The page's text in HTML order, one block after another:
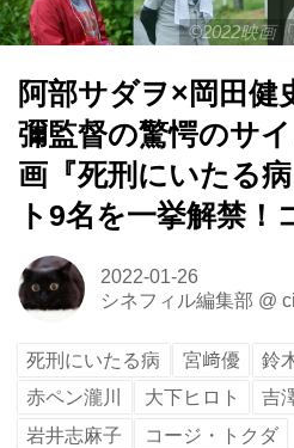
©2022映画
阿部サダヲ×岡田健
彌監督の驚愕のサ
画『死刑にいたる
ト9名を一挙解禁！
2022-01-26
シネフィル編集部 @
死刑にいたる病 宮﨑優 鈴
赤ペン瀧川
大下ヒロト 吉
岩井志麻子
コージ・トクダ